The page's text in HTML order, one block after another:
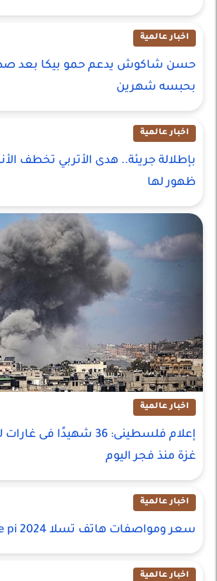
اخبار عالمية
حسن شاكوش يدعم حمو بيكا بعد
بحبسه شهرين
اخبار عالمية
بإطلالة جريئة.. هدى الأتربي تخطف
ظهور لها
اخبار عالمية
إعلام فلسطينى: 36 شهيدًا فى
غزة منذ فجر اليوم
اخبار عالمية
سعر ومواصفات هاتف تسلا tesla mobile pi 2024
اخبار عالمية